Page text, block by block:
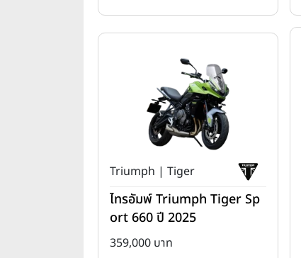
Triumph | Tiger
ไทรอัมพ์ Triumph Tiger Sp
ort 660 ปี 2025
359,000 บาท